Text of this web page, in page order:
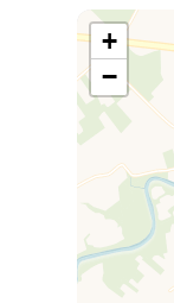
Ce gîte
- Salon
- Cuisine
cafetière à
grille-pain
-
- Salle
Terrasse
commune
barbecue
autres
+
−